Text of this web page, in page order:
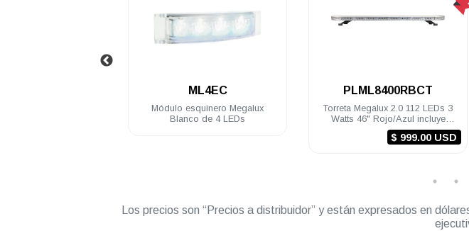
ML4EC
Módulo esquinero Megalux
Blanco de 4 LEDs
PLML8400RBCT
Torreta Megalux 2.0 112 LEDs 3
Watts 46" Rojo/Azul incluye
controlador, sirena y bocina de
100 Watts$ 999.00 USD
Los precios son “Precios a distribuidor” y están expresados en